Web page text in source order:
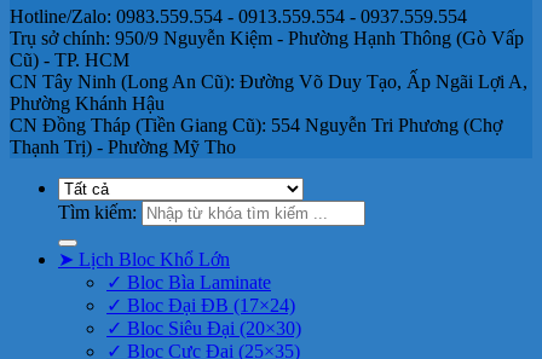
Hotline/Zalo: 0983.559.554 - 0913.559.554 - 0937.559.554
Trụ sở chính: 950/9 Nguyễn Kiệm - Phường Hạnh Thông (Gò Vấp
Cũ) - TP. HCM
CN Tây Ninh (Long An Cũ): Đường Võ Duy Tạo, Ấp Ngãi Lợi A,
Phường Khánh Hậu
CN Đồng Tháp (Tiền Giang Cũ): 554 Nguyễn Tri Phương (Chợ
Thạnh Trị) - Phường Mỹ Tho
Tìm kiếm:
➤ Lịch Bloc Khổ Lớn
✓ Bloc Bìa Laminate
✓ Bloc Đại ĐB (17×24)
✓ Bloc Siêu Đại (20×30)
✓ Bloc Cực Đại (25×35)